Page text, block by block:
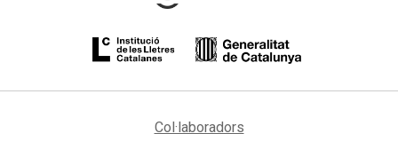
Col·laboradors